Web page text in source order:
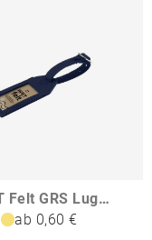
RPET Felt GRS Luggage Tag Gepäckanhänger
ab 0,60 €